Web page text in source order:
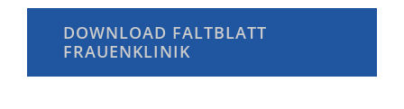
DOWNLOAD FALTBLATT
FRAUENKLINIK